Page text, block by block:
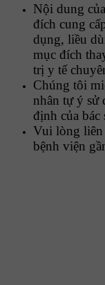
Nội dung
đích cung
dụng, liều
mục đích
trị y tế
Chúng tôi
nhân tự ý sử
định của bác
Vui lòng liên
bệnh viện